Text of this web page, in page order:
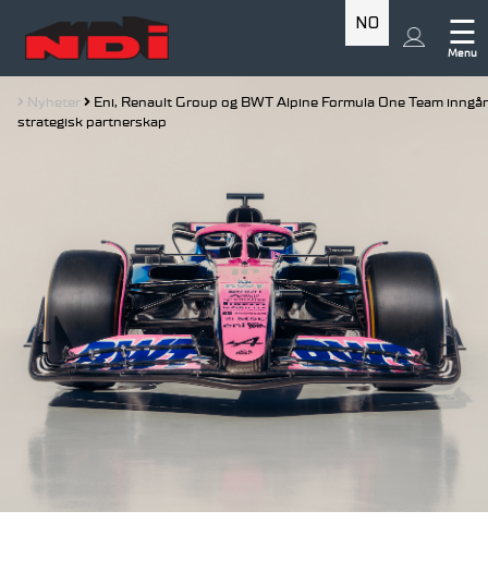
☰
Menu
NO
Nyheter
Eni, Renault Group og BWT Alpine Formula One Team inngår
strategisk partnerskap